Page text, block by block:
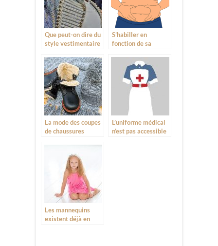
Que peut-on dire du
style vestimentaire
Michael Jackson ?
S’habiller en
fonction de sa
respect pour le
regard de la société
La mode des coupes
de chaussures
L’uniforme médical
n’est pas accessible
Les mannequins
existent déjà en